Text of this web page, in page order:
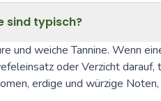
sind typisch?
weiche Tannine. Wenn
oder Verzicht
erdige und würzige